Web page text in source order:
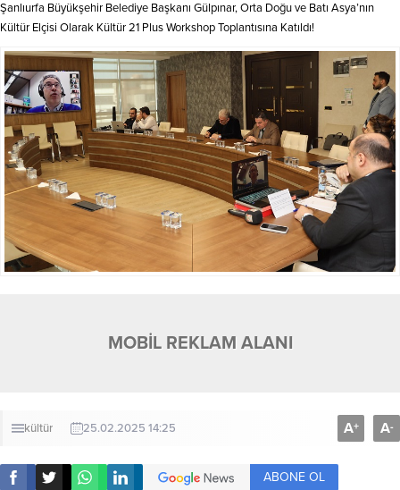
Şanlıurfa Büyükşehir Belediye Başkanı Gülpınar, Orta Doğu ve Batı Asya’nın
Kültür Elçisi Olarak Kültür 21 Plus Workshop Toplantısına Katıldı!
MOBİL REKLAM ALANI
kültür 25.02.2025 14:25 A+ A-
ABONE OL